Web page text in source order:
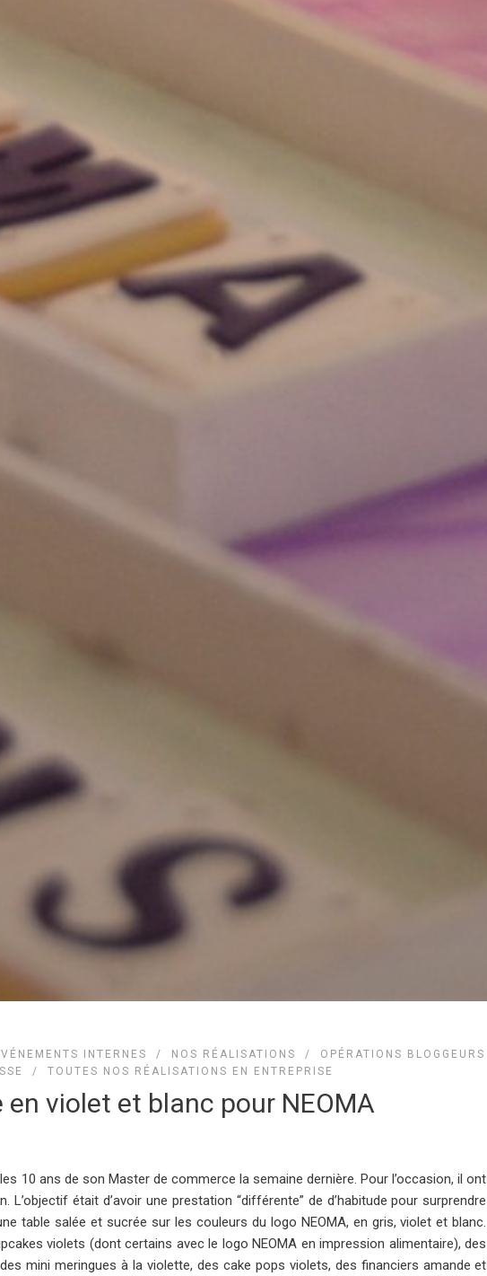
INTERNES / NOS RÉALISATIONS / OPÉRATIONS BLOGGEURS
/TOUTES NOS RÉALISATIONS EN ENTREPRISE
en violet et blanc pour NEOMA
10 ans de son Master de commerce la semaine dernière. Pour l’occasion, il ont
était d’avoir une prestation “différente” de d’habitude pour surprendre
table salée et sucrée sur les couleurs du logo NEOMA, en gris, violet et blanc.
violets (dont certains avec le logo NEOMA en impression alimentaire), des
mini meringues à la violette, des cake pops violets, des financiers amande et